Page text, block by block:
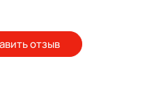
отзыв